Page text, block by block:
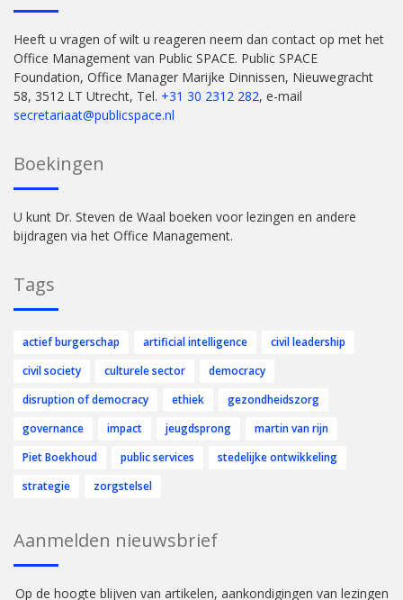
Heeft u vragen of wilt u reageren neem dan contact op met het
Office Management van Public SPACE. Public SPACE
Foundation, Office Manager Marijke Dinnissen, Nieuwegracht
58, 3512 LT Utrecht, Tel. +31 30 2312 282, e-mail
secretariaat@publicspace.nl
Boekingen
U kunt Dr. Steven de Waal boeken voor lezingen en andere
bijdragen via het Office Management.
Tags
actief burgerschap artificial intelligence
civil leadership
civil society
culturele sector
democracy
disruption of democracy
ethiek
gezondheidszorg
governance
impact jeugdsprong
martin van rijn
Piet Boekhoud
public services
stedelijke ontwikkeling
strategie
zorgstelsel
Aanmelden nieuwsbrief
Op de hoogte blijven van artikelen, aankondigingen van lezingen